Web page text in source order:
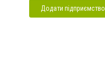
Додати підприємство